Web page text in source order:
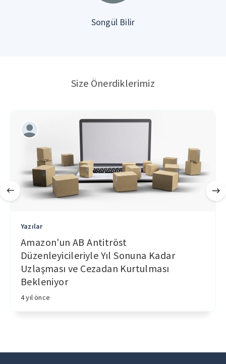
Songül Bilir
Size Önerdiklerimiz
Yazılar
Amazon'un AB Antitröst
Düzenleyicileriyle Yıl Sonuna Kadar
Uzlaşması ve Cezadan Kurtulması
Bekleniyor
4 yıl önce